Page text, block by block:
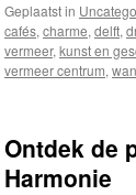
Geplaatst in
cafés, charme, delft,
vermeer, kunst en
vermeer centrum,
Ontdek de
Harmonie